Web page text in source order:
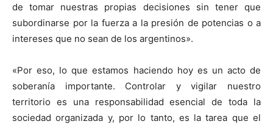
de tomar nuestras propias decisiones sin tener que
subordinarse por la fuerza a la presión de potencias o a
intereses que no sean de los argentinos».
«Por eso, lo que estamos haciendo hoy es un acto de
soberanía importante. Controlar y vigilar nuestro
territorio es una responsabilidad esencial de toda la
sociedad organizada y, por lo tanto, es la tarea que el